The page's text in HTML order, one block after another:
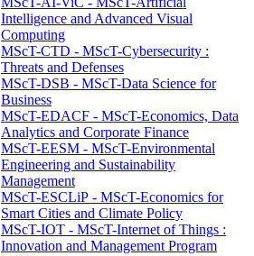
Intelligence and Advanced Visual
Computing
MScT-CTD - MScT-Cybersecurity :
Threats and Defenses
MScT-DSB - MScT-Data Science for
Business
MScT-EDACF - MScT-Economics, Data
Analytics and Corporate Finance
MScT-EESM - MScT-Environmental
Engineering and Sustainability
Management
MScT-ESCLiP - MScT-Economics for
Smart Cities and Climate Policy
MScT-IOT - MScT-Internet of Things :
Innovation and Management Program